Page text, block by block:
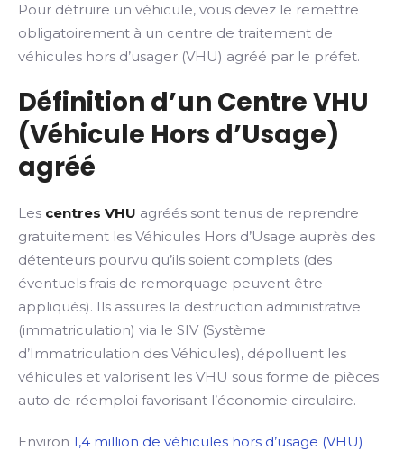
Pour détruire un véhicule, vous devez le remettre
obligatoirement à un centre de traitement de
véhicules hors d’usager (VHU) agréé par le préfet.
Définition d’un Centre VHU
(Véhicule Hors d’Usage)
agréé
Les centres VHU agréés sont tenus de reprendre
gratuitement les Véhicules Hors d’Usage auprès des
détenteurs pourvu qu’ils soient complets (des
éventuels frais de remorquage peuvent être
appliqués). Ils assures la destruction administrative
(immatriculation) via le SIV (Système
d’Immatriculation des Véhicules), dépolluent les
véhicules et valorisent les VHU sous forme de pièces
auto de réemploi favorisant l’économie circulaire.
Environ 1,4 million de véhicules hors d’usage (VHU)